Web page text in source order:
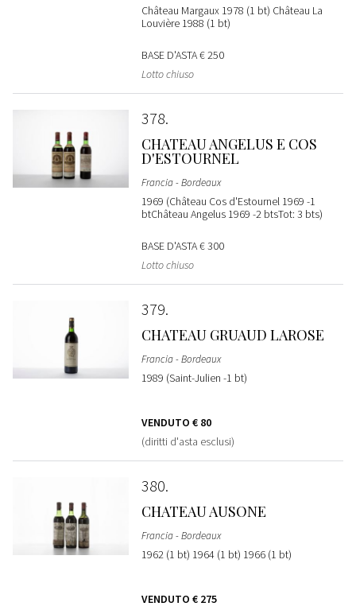
Château Margaux 1978 (1 bt) Château La
Louvière 1988 (1 bt)
BASE D'ASTA€ 250
Lotto chiuso
378
CHATEAU ANGELUS E COS
D'ESTOURNEL
Francia - Bordeaux
1969 (Château Cos d'Estournel 1969 -1
btChâteau Angelus 1969 -2 btsTot: 3 bts)
BASE D'ASTA€ 300
Lotto chiuso
379
CHATEAU GRUAUD LAROSE
Francia - Bordeaux
1989 (Saint-Julien -1 bt)
VENDUTO € 80
(diritti d'asta esclusi)
380
CHATEAU AUSONE
Francia - Bordeaux
1962 (1 bt) 1964 (1 bt) 1966 (1 bt)
VENDUTO € 275